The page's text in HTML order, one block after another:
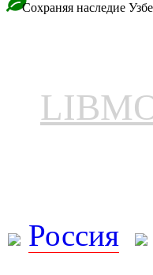
Сохраняя наследие
Россия